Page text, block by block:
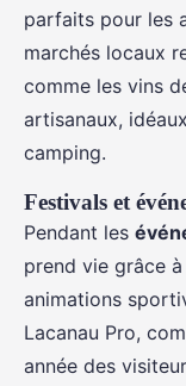
parfaits pour les
marchés locaux
comme les vins
artisanaux,
camping.
Festivals et
Pendant les
prend vie grâce
animations
Lacanau Pro,
année des